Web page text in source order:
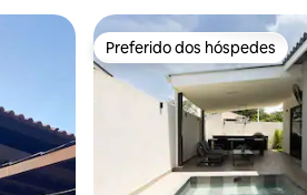
Preferido dos hóspedes
Preferido dos hóspedes